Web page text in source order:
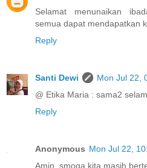
Selamat menunaikan
semua dapat mendapatkan
Reply
Santi Dewi
Mon Jul 22,
@ Etika Maria : sama2
Reply
Anonymous Mon Jul 22,
Amin, smoga kita masih